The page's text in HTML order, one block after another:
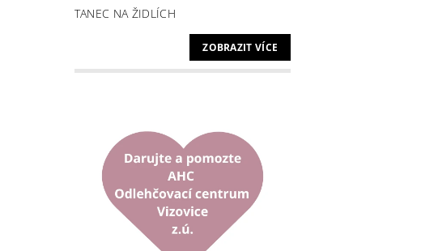
TANEC NA ŽIDLÍCH
ZOBRAZIT VÍCE